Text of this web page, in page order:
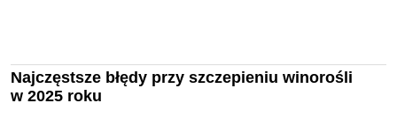
Najczęstsze błędy przy szczepieniu winorośli
w 2025 roku